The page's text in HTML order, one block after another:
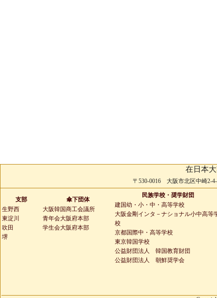
在日本
〒530-0016 大阪市北区中崎2-
支部
生野西
東淀川
吹田
堺
傘下団体
大阪韓国商工会議所
青年会大阪府本部
学生会大阪府本部
民族学校・奨学財団
建国幼・小・中・高等学校
大阪金剛インタ－ナショナル小中高等
校
京都国際中・高等学校
東京韓国学校
公益財団法人 韓国教育財団
公益財団法人 朝鮮奨学会